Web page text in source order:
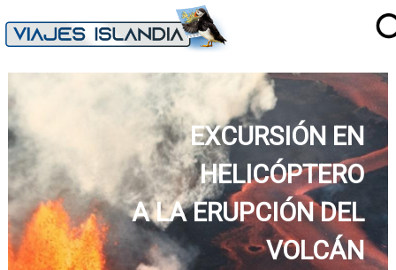
EXCURSIÓN EN
HELICÓPTERO
A LA ERUPCIÓN DEL
VOLCÁN